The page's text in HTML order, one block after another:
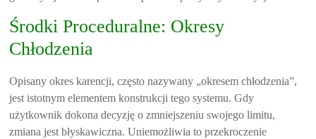
Środki Proceduralne: Okresy
Chłodzenia
Opisany okres karencji, często nazywany „okresem chłodzenia”,
jest istotnym elementem konstrukcji tego systemu. Gdy
użytkownik dokona decyzję o zmniejszeniu swojego limitu,
zmiana jest błyskawiczna. Uniemożliwia to przekroczenie